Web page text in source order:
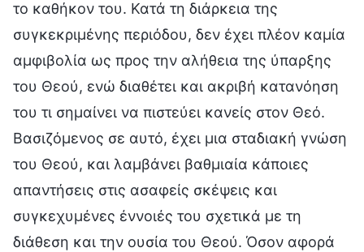
το καθήκον του. Κατά τη διάρκεια της
συγκεκριμένης περιόδου, δεν έχει πλέον καμία
αμφιβολία ως προς την αλήθεια της ύπαρξης
του Θεού, ενώ διαθέτει και ακριβή κατανόηση
του τι σημαίνει να πιστεύει κανείς στον Θεό.
Βασιζόμενος σε αυτό, έχει μια σταδιακή γνώση
του Θεού, και λαμβάνει βαθμιαία κάποιες
απαντήσεις στις ασαφείς σκέψεις και
συγκεχυμένες έννοιές του σχετικά με τη
διάθεση και την ουσία του Θεού. Όσον αφορά